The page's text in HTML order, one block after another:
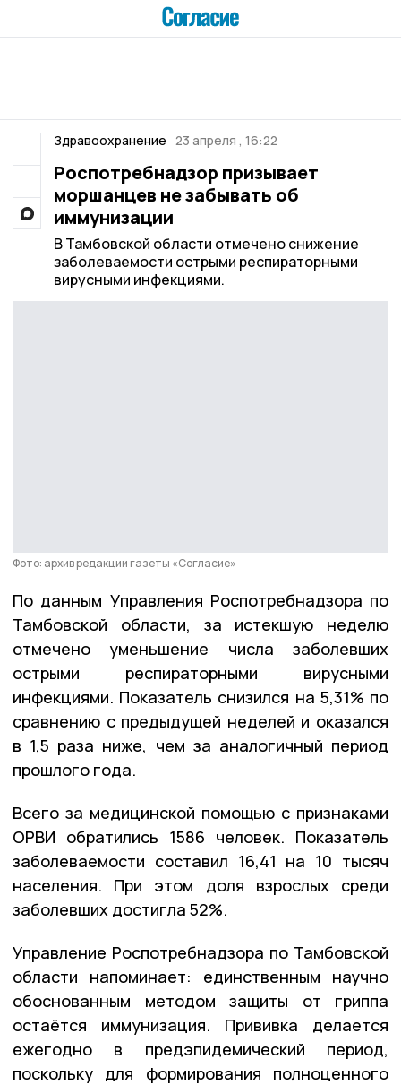
Здравоохранение 23 апреля , 16:22
Роспотребнадзор призывает
моршанцев не забывать об
иммунизации
В Тамбовской области отмечено снижение
заболеваемости острыми респираторными
вирусными инфекциями.
Фото: архив редакции газеты «Согласие»
По данным Управления Роспотребнадзора по
Тамбовской области, за истекшую неделю
отмечено уменьшение числа заболевших
острыми респираторными вирусными
инфекциями. Показатель снизился на 5,31% по
сравнению с предыдущей неделей и оказался
в 1,5 раза ниже, чем за аналогичный период
прошлого года.
Всего за медицинской помощью с признаками
ОРВИ обратились 1586 человек. Показатель
заболеваемости составил 16,41 на 10 тысяч
населения. При этом доля взрослых среди
заболевших достигла 52%.
Управление Роспотребнадзора по Тамбовской
области напоминает: единственным научно
обоснованным методом защиты от гриппа
остаётся иммунизация. Прививка делается
ежегодно в предэпидемический период,
поскольку для формирования полноценного